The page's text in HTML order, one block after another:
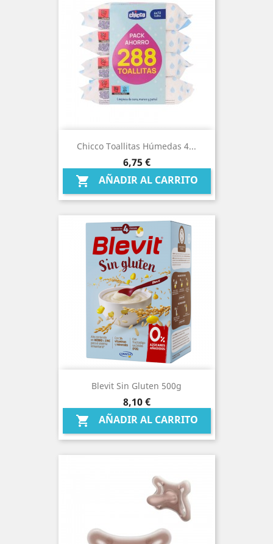
Chicco Toallitas Húmedas 4...
Precio
6,75 €
 AÑADIR AL CARRITO
Blevit Sin Gluten 500g
Precio
8,10 €
 AÑADIR AL CARRITO